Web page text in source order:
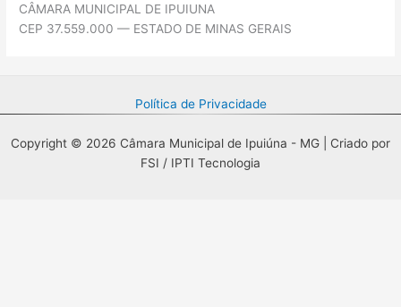
CÂMARA MUNICIPAL DE IPUIUNA
CEP 37.559.000 — ESTADO DE MINAS GERAIS
Política de Privacidade
Copyright © 2026 Câmara Municipal de Ipuiúna - MG | Criado por
FSI / IPTI Tecnologia